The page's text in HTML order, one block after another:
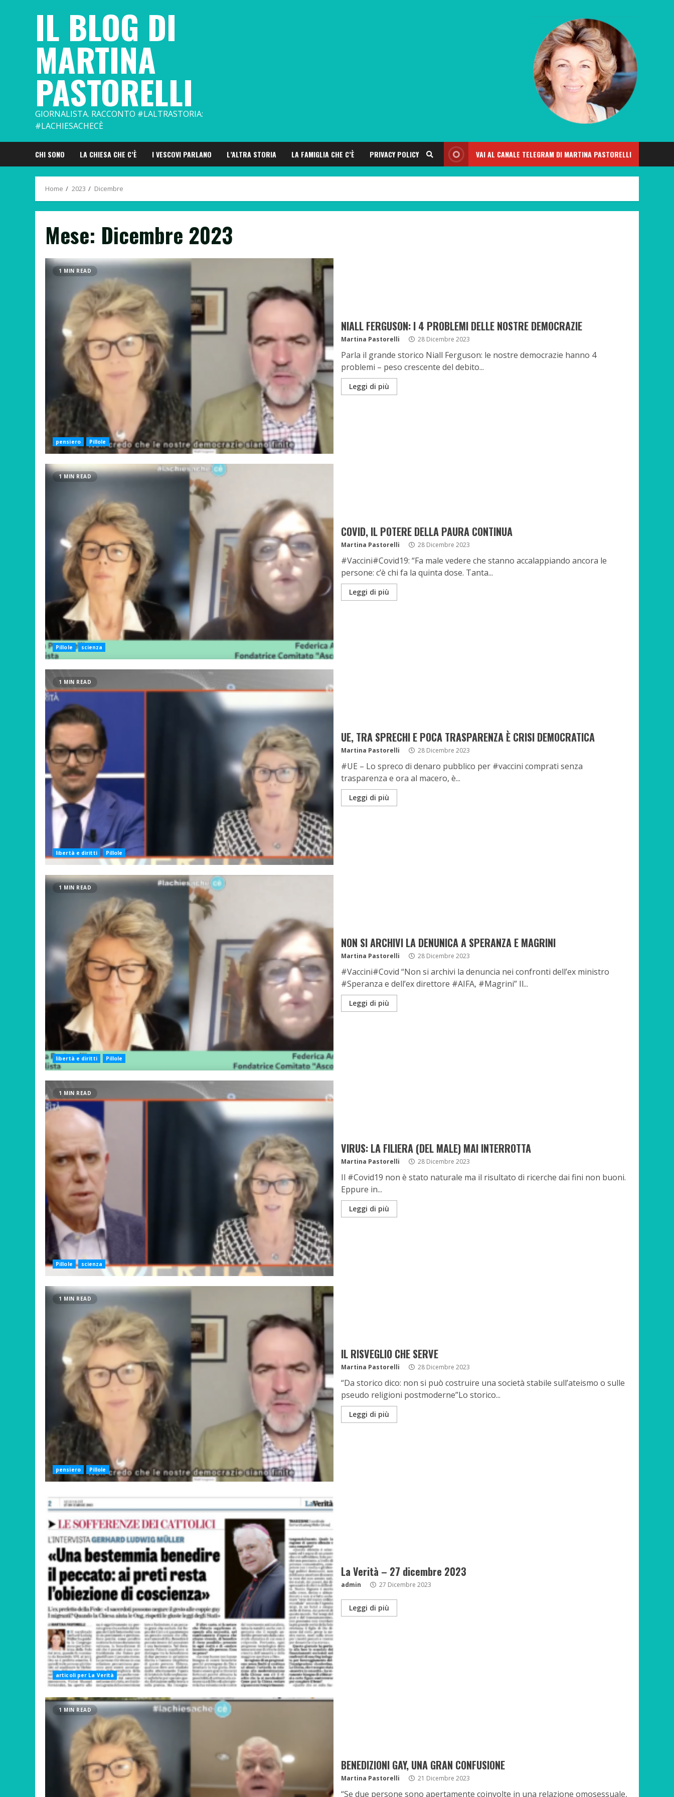
IL BLOG DI
MARTINA
PASTORELLI
GIORNALISTA. RACCONTO #LALTRASTORIA:
#LACHIESACHECÈ
CHI SONO LA CHIESA CHE C’È I VESCOVI PARLANO L’ALTRA STORIA LA FAMIGLIA CHE C’È PRIVACY POLICY VAI AL CANALE TELEGRAM DI MARTINA PASTORELLI
Home 2023 Dicembre
Mese: Dicembre 2023
1 MIN READ
pensiero Pillole
NIALL FERGUSON: I 4 PROBLEMI DELLE NOSTRE DEMOCRAZIE
Martina Pastorelli 28 Dicembre 2023
Parla il grande storico Niall Ferguson: le nostre democrazie hanno 4
problemi – peso crescente del debito...
Leggi di più
1 MIN READ
Pillole scienza
COVID, IL POTERE DELLA PAURA CONTINUA
Martina Pastorelli 28 Dicembre 2023
#Vaccini#Covid19: “Fa male vedere che stanno accalappiando ancora le
persone: c’è chi fa la quinta dose. Tanta...
Leggi di più
1 MIN READ
libertà e diritti Pillole
UE, TRA SPRECHI E POCA TRASPARENZA È CRISI DEMOCRATICA
Martina Pastorelli 28 Dicembre 2023
#UE – Lo spreco di denaro pubblico per #vaccini comprati senza
trasparenza e ora al macero, è...
Leggi di più
1 MIN READ
libertà e diritti Pillole
NON SI ARCHIVI LA DENUNICA A SPERANZA E MAGRINI
Martina Pastorelli 28 Dicembre 2023
#Vaccini#Covid “Non si archivi la denuncia nei confronti dell’ex ministro
#Speranza e dell’ex direttore #AIFA, #Magrini” Il...
Leggi di più
1 MIN READ
Pillole scienza
VIRUS: LA FILIERA (DEL MALE) MAI INTERROTTA
Martina Pastorelli 28 Dicembre 2023
Il #Covid19 non è stato naturale ma il risultato di ricerche dai fini non buoni.
Eppure in...
Leggi di più
1 MIN READ
pensiero Pillole
IL RISVEGLIO CHE SERVE
Martina Pastorelli 28 Dicembre 2023
“Da storico dico: non si può costruire una società stabile sull’ateismo o sulle
pseudo religioni postmoderne”Lo storico...
Leggi di più
articoli per La Verità
La Verità – 27 dicembre 2023
admin 27 Dicembre 2023
Leggi di più
1 MIN READ
BENEDIZIONI GAY, UNA GRAN CONFUSIONE
Martina Pastorelli 21 Dicembre 2023
“Se due persone sono apertamente coinvolte in una relazione omosessuale,